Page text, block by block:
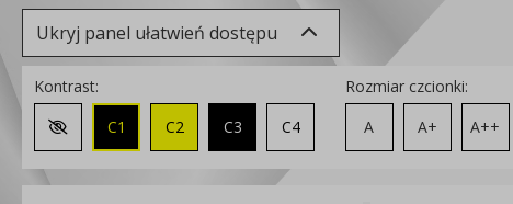
Ukryj panel ułatwień dostępu
Kontrast:
Zmień kontrast na domyślny
C1 C2 C3 C4
Rozmiar czcionki:
A
A+ A++